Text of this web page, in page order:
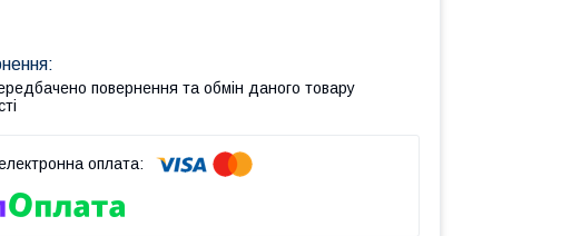
повернення та обмін даного товару